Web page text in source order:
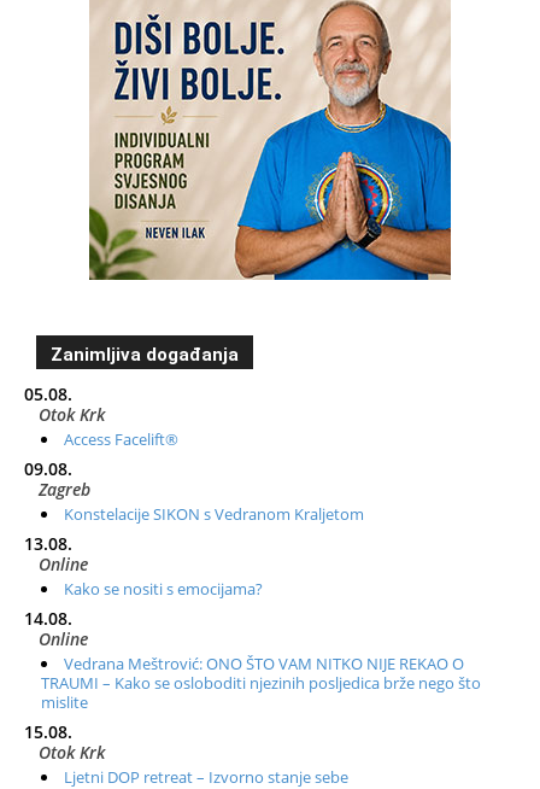
Zanimljiva događanja
05.08.
Otok Krk
Access Facelift®
09.08.
Zagreb
Konstelacije SIKON s Vedranom Kraljetom
13.08.
Online
Kako se nositi s emocijama?
14.08.
Online
Vedrana Meštrović: ONO ŠTO VAM NITKO NIJE REKAO O
TRAUMI – Kako se osloboditi njezinih posljedica brže nego što
mislite
15.08.
Otok Krk
Ljetni DOP retreat – Izvorno stanje sebe